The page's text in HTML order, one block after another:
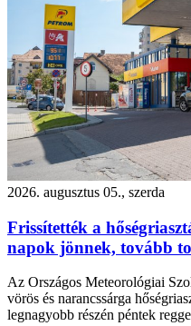
2026. augusztus 05., szerda
Frissítették a
napok jönnek, tovább
Az Országos Meteorológiai
vörös és narancssárga
legnagyobb részén péntek